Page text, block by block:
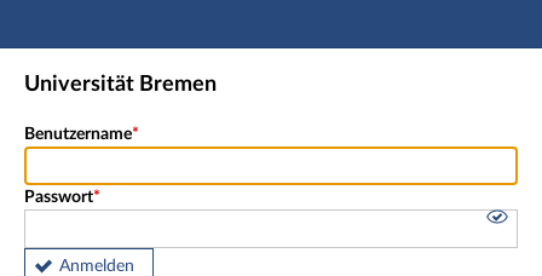
Hauptnavigation
Shibboleth Login
Universität Bremen
Benutzername
Passwort
Anmelden